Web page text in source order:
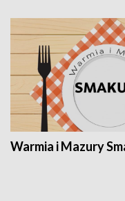
Warmia i Mazury